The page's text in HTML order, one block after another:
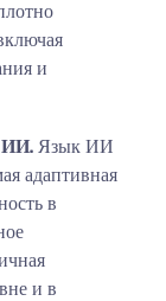
и
ИИ. Язык ИИ
адаптивная
в
и в